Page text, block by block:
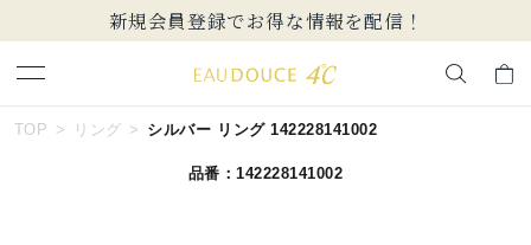
【価格改定のお知らせ 8月17日(月)より 】
キーワードで検索する
TOP リング シルバー リング 142228141002
品番：142228141002